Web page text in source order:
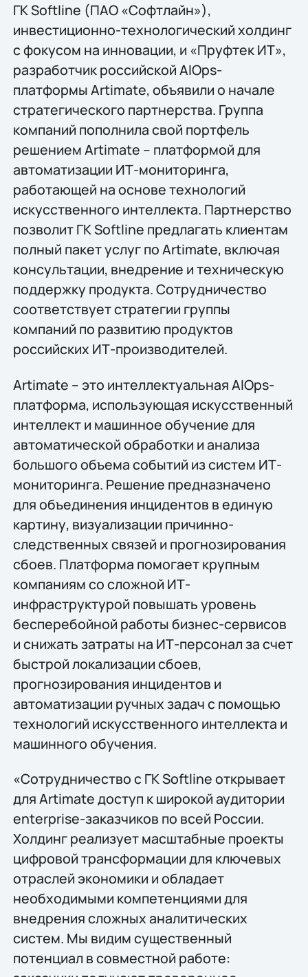
ГК Softline (ПАО «Софтлайн»),
инвестиционно-технологический холдинг
с фокусом на инновации, и «Пруфтек ИТ»,
разработчик российской AIOps-
платформы Artimate, объявили о начале
стратегического партнерства. Группа
компаний пополнила свой портфель
решением Artimate – платформой для
автоматизации ИТ-мониторинга,
работающей на основе технологий
искусственного интеллекта. Партнерство
позволит ГК Softline предлагать клиентам
полный пакет услуг по Artimate, включая
консультации, внедрение и техническую
поддержку продукта. Сотрудничество
соответствует стратегии группы
компаний по развитию продуктов
российских ИТ-производителей.
Artimate – это интеллектуальная AIOps-
платформа, использующая искусственный
интеллект и машинное обучение для
автоматической обработки и анализа
большого объема событий из систем ИТ-
мониторинга. Решение предназначено
для объединения инцидентов в единую
картину, визуализации причинно-
следственных связей и прогнозирования
сбоев. Платформа помогает крупным
компаниям со сложной ИТ-
инфраструктурой повышать уровень
бесперебойной работы бизнес-сервисов
и снижать затраты на ИТ-персонал за счет
быстрой локализации сбоев,
прогнозирования инцидентов и
автоматизации ручных задач с помощью
технологий искусственного интеллекта и
машинного обучения.
«Сотрудничество с ГК Softline открывает
для Artimate доступ к широкой аудитории
enterprise-заказчиков по всей России.
Холдинг реализует масштабные проекты
цифровой трансформации для ключевых
отраслей экономики и обладает
необходимыми компетенциями для
внедрения сложных аналитических
систем. Мы видим существенный
потенциал в совместной работе: